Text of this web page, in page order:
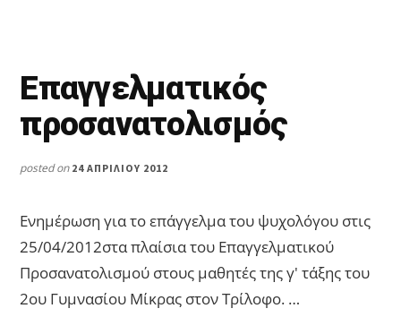
Επαγγελματικός
προσανατολισμός
posted on 24 ΑΠΡΙΛΊΟΥ 2012
Ενημέρωση για το επάγγελμα του ψυχολόγου στις
25/04/2012στα πλαίσια του Επαγγελματικού
Προσανατολισμού στους μαθητές της γ' τάξης του
2ου Γυμνασίου Μίκρας στον Τρίλοφο. …